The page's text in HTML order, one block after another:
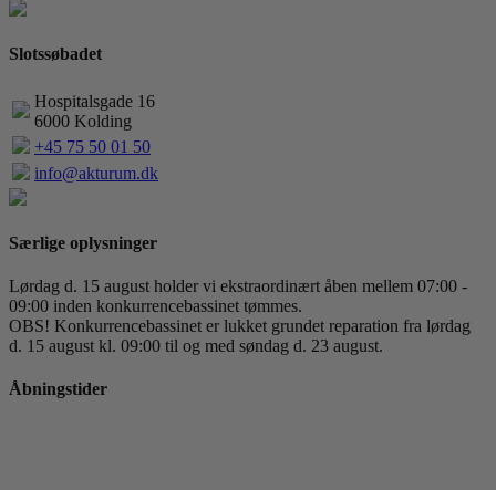
Slotssøbadet
Hospitalsgade 16
6000 Kolding
+45 75 50 01 50
info@akturum.dk
Særlige oplysninger
Lørdag d. 15 august holder vi ekstraordinært åben mellem 07:00 -
09:00 inden konkurrencebassinet tømmes.
OBS! Konkurrencebassinet er lukket grundet reparation fra lørdag
d. 15 august kl. 09:00 til og med søndag d. 23 august.
Åbningstider